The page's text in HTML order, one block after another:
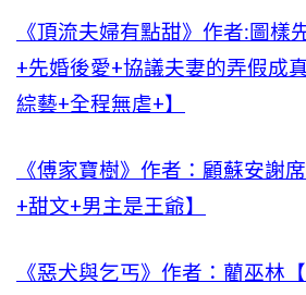
《頂流夫婦有點甜》作者:圖樣
+先婚後愛+協議夫妻的弄假成
綜藝+全程無虐+】
《傅家寶樹》作者：顧蘇安謝
+甜文+男主是王爺】
《惡犬與乞丐》作者：藺巫林